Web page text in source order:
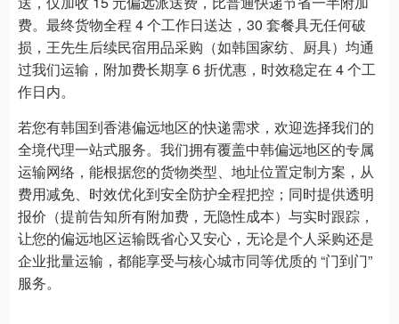
费。最终货物全程 4 个工作日送达，30 套餐具无任何破
损，王先生后续民宿用品采购（如韩国家纺、厨具）均通
过我们运输，附加费长期享 6 折优惠，时效稳定在 4 个工
作日内。
若您有韩国到香港偏远地区的快递需求，欢迎选择我们的
全境代理一站式服务。我们拥有覆盖中韩偏远地区的专属
运输网络，能根据您的货物类型、地址位置定制方案，从
费用减免、时效优化到安全防护全程把控；同时提供透明
报价（提前告知所有附加费，无隐性成本）与实时跟踪，
让您的偏远地区运输既省心又安心，无论是个人采购还是
企业批量运输，都能享受与核心城市同等优质的 “门到门”
服务。